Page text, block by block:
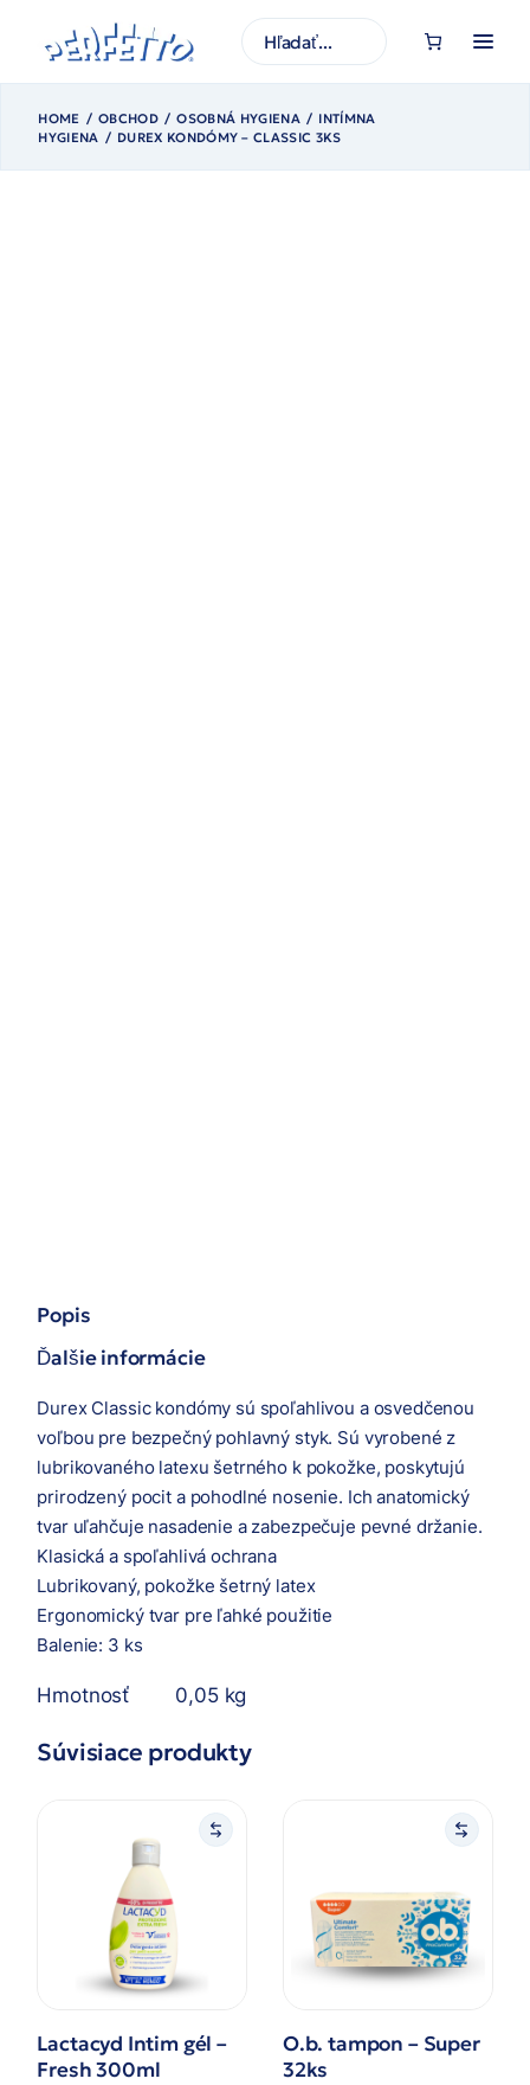
obsah
H
ľ
d
ť
HOME OBCHOD OSOBNÁ HYGIENA
INTÍMNA
HYGIENA
DUREX KONDÓMY – CLASSIC 3KS
Popis
Ďalšie informácie
Durex Classic kondómy sú spoľahlivou a osvedčenou
voľbou pre bezpečný pohlavný styk. Sú vyrobené z
lubrikovaného latexu šetrného k pokožke, poskytujú
prirodzený pocit a pohodlné nosenie. Ich anatomický
tvar uľahčuje nasadenie a zabezpečuje pevné držanie.
Klasická a spoľahlivá ochrana
Lubrikovaný, pokožke šetrný latex
Ergonomický tvar pre ľahké použitie
Balenie: 3 ks
Hmotnosť 0,05 kg
Súvisiace produkty
Lactacyd Intim gél –
Fresh 300ml
O.b. tampon – Super
32ks